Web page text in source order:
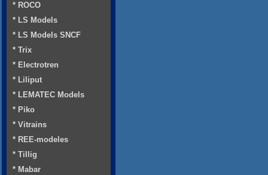
* ROCO
* LS Models
* LS Models SNCF
* Trix
* Electrotren
* Liliput
* LEMATEC Models
* Piko
* Vitrains
* REE-modeles
* Tillig
* Mabar